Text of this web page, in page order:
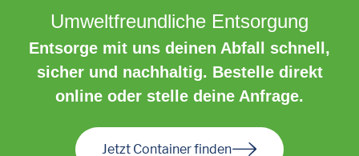
Umweltfreundliche Entsorgung
Entsorge mit uns deinen Abfall schnell,
sicher und nachhaltig. Bestelle direkt
online oder stelle deine Anfrage.
Jetzt Container finden